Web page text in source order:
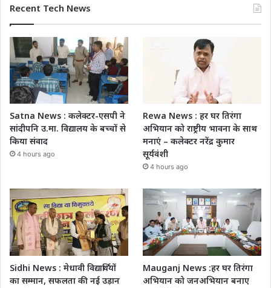
Recent Tech News
Satna News : कलेक्टर-एसपी ने
सांदीपनि उ.मा. विद्यालय के बच्चों से
किया संवाद
4 hours ago
Rewa News : हर घर तिरंगा
अभियान को राष्ट्रीय भावना के साथ
मनाएं – कलेक्टर नरेंद्र कुमार
सूर्यवंशी
4 hours ago
Sidhi News : मेधावी विद्यार्थियों
का सम्मान, सफलता की नई उड़ान
Mauganj News :हर घर तिरंगा
अभियान को जनअभियान बनाए